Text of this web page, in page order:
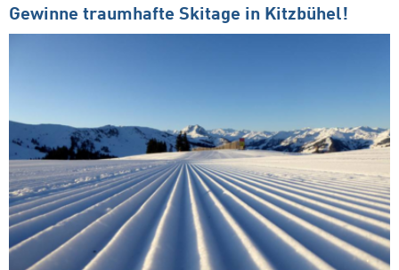
Gewinne traumhafte Skitage in Kitzbühel!